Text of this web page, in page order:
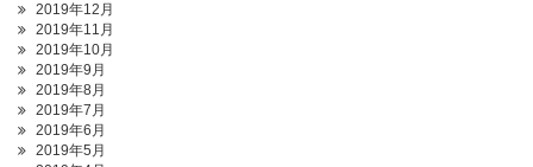
2019年12月
2019年11月
2019年10月
2019年9月
2019年8月
2019年7月
2019年6月
2019年5月